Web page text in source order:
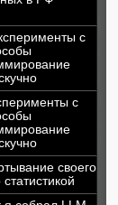
с
с
своего